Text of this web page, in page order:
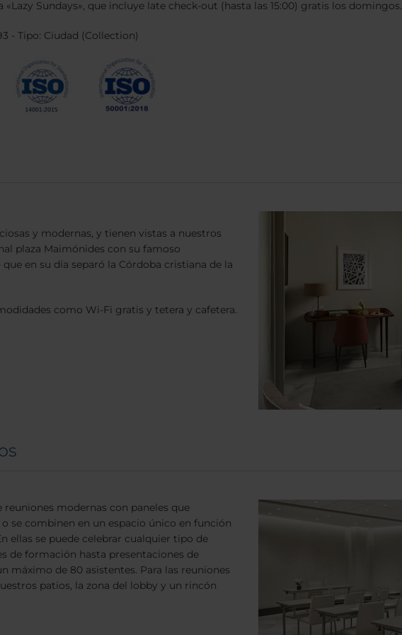
Sundays», que incluye late check-out (hasta las 15:00) gratis los domingos.
- Tipo: Ciudad (Collection)
y modernas, y tienen vistas a nuestros
plaza Maimónides con su famoso
en su día separó la Córdoba cristiana de la
como Wi-Fi gratis y tetera y cafetera.
reuniones modernas con paneles que
se combinen en un espacio único en función
ellas se puede celebrar cualquier tipo de
de formación hasta presentaciones de
máximo de 80 asistentes. Para las reuniones
patios, la zona del lobby y un rincón